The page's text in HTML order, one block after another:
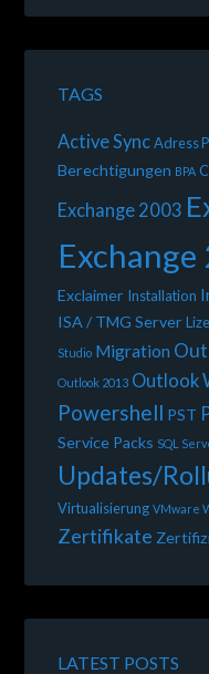
TAGS
Active Sync Adress
Berechtigungen BPA
Exchange 2003
Exchange
Exclaimer Installation
ISA / TMG Server
Studio Migration
Outlook 2013 Outlook
Powershell PST
Service Packs SQL
Updates/
Virtualisierung VMware
Zertifikate
LATEST POSTS